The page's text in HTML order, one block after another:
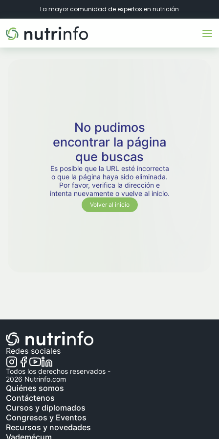
La mayor comunidad de expertos en nutrición
No pudimos
encontrar la página
que buscas
Es posible que la URL esté incorrecta
o que la página haya sido eliminada.
Por favor, verifica la dirección e
intenta nuevamente o vuelve al inicio.
Volver al inicio
Redes sociales
Todos los derechos reservados -
2026 Nutrinfo.com
Quiénes somos
Contáctenos
Cursos y diplomados
Congresos y Eventos
Recursos y novedades
Vademécum